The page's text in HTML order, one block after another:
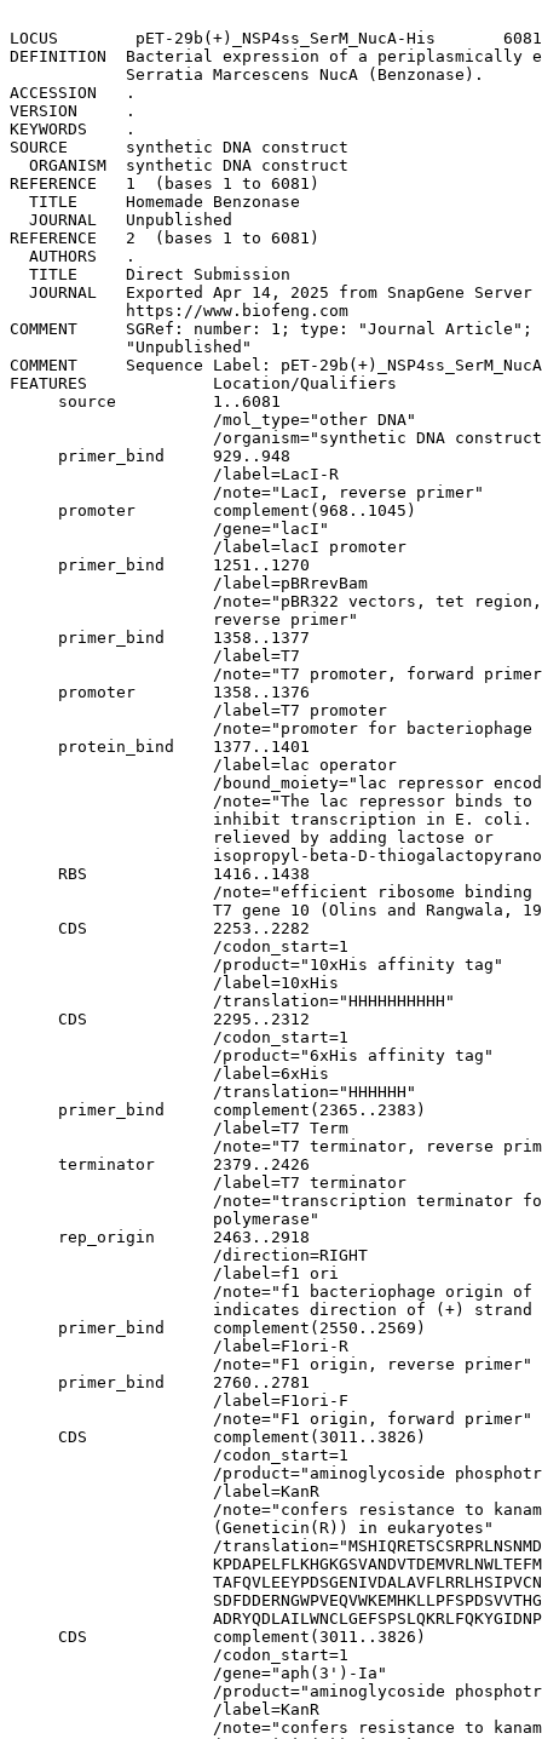
LOCUS        pET-29b(+)_NSP4ss_SerM_NucA-His
DEFINITION  Bacterial expression of a periplasmically
            Serratia Marcescens NucA (Benzonase).
ACCESSION   .
VERSION     .
KEYWORDS    .
SOURCE      synthetic DNA construct
  ORGANISM  synthetic DNA construct
REFERENCE   1  (bases 1 to 6081)
  TITLE     Homemade Benzonase
  JOURNAL   Unpublished
REFERENCE   2  (bases 1 to 6081)
  AUTHORS   .
  TITLE     Direct Submission
JOURNAL   Exported Apr 14, 2025 from SnapGene Server
            https://www.biofeng.com
COMMENT     SGRef: number: 1; type: "Journal
            "Unpublished"
COMMENT     Sequence Label: pET-
FEATURES             Location/Qualifiers
     source          1..6081
                     /mol_type="other DNA"
/organism="synthetic DNA
     primer_bind     929..948
                     /label=LacI-R
                     /note="LacI, reverse primer"
     promoter        complement(968..1045)
                     /gene="lacI"
                     /label=lacI promoter
     primer_bind     1251..1270
                     /label=pBRrevBam
/note="pBR322 vectors, tet
                     reverse primer"
     primer_bind     1358..1377
                     /label=T7
/note="T7 promoter, forward
     promoter        1358..1376
                     /label=T7 promoter
/note="promoter for bacteriophage
     protein_bind    1377..1401
                     /label=lac operator
/bound_moiety="lac repressor
/note="The lac repressor binds
inhibit transcription in E.
                     relieved by adding lactose or
isopropyl-beta-D-
     RBS             1416..1438
/note="efficient ribosome
T7 gene 10 (Olins and Rangwala,
     CDS             2253..2282
                     /codon_start=1
                     /product="10xHis affinity tag"
                     /label=10xHis
                     /translation="HHHHHHHHHH"
     CDS             2295..2312
                     /codon_start=1
                     /product="6xHis affinity tag"
                     /label=6xHis
                     /translation="HHHHHH"
     primer_bind     complement(2365..2383)
                     /label=T7 Term
/note="T7 terminator, reverse
     terminator      2379..2426
                     /label=T7 terminator
/note="transcription terminator
                     polymerase"
     rep_origin      2463..2918
                     /direction=RIGHT
                     /label=f1 ori
/note="f1 bacteriophage origin
indicates direction of (+) strand
     primer_bind     complement(2550..2569)
                     /label=F1ori-R
                     /note="F1 origin, reverse primer"
     primer_bind     2760..2781
                     /label=F1ori-F
                     /note="F1 origin, forward primer"
     CDS             complement(3011..3826)
                     /codon_start=1
/product="aminoglycoside
                     /label=KanR
/note="confers resistance to
                     (Geneticin(R)) in eukaryotes"
/
     CDS             complement(3011..3826)
                     /codon_start=1
                     /gene="aph(3')-Ia"
/product="aminoglycoside
                     /label=KanR
/note="confers resistance to